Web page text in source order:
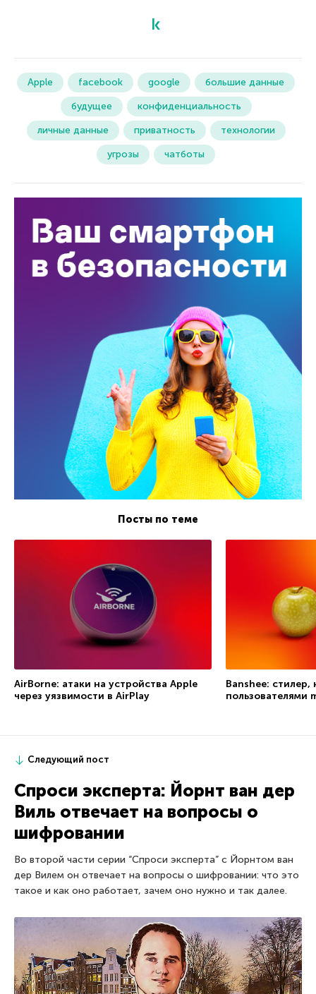
Apple facebook google
большие данные
будущее
конфиденциальность
личные данные
приватность
технологии
угрозы
чатботы
Посты по теме
AirBorne: атаки на устройства Apple
через уязвимости в AirPlay
Banshee: стилер,
пользователями
Следующий пост
Спроси эксперта: Йорнт ван дер
Виль отвечает на вопросы о
шифровании
Во второй части серии “Спроси эксперта” с Йорнтом ван
дер Вилем он отвечает на вопросы о шифровании: что это
такое и как оно работает, зачем оно нужно и так далее.